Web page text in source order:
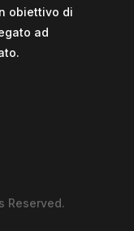
obiettivo di
ad
Reserved.